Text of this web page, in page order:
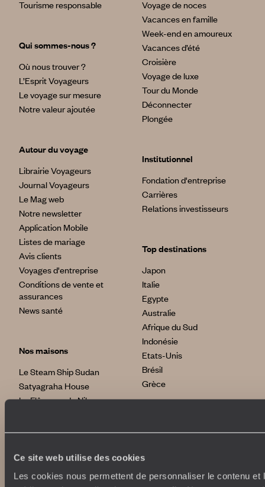
Ce site web utilise des cookies
Les cookies nous permettent de personnaliser le contenu
Tourisme responsable
Qui sommes-nous ?
Où nous trouver ?
L’Esprit Voyageurs
Le voyage sur mesure
Notre valeur ajoutée
Autour du voyage
Librairie Voyageurs
Journal Voyageurs
Le Mag web
Notre newsletter
Application Mobile
Listes de mariage
Avis clients
Voyages d'entreprise
Conditions de vente et
assurances
News santé
Nos maisons
Le Steam Ship Sudan
Satyagraha House
La Flâneuse du Nil
Voyage de noces
Vacances en famille
Week-end en amoureux
Vacances d’été
Croisière
Voyage de luxe
Tour du Monde
Déconnecter
Plongée
Institutionnel
Fondation d'entreprise
Carrières
Relations investisseurs
Top destinations
Japon
Italie
Egypte
Australie
Afrique du Sud
Indonésie
Etats-Unis
Brésil
Grèce
voyageursdumonde.be
voyageursdumonde.ch/de